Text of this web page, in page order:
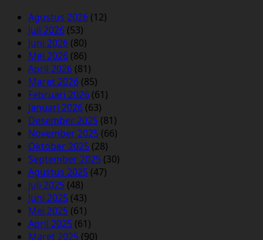
Agustus 2026 (12)
Juli 2026 (53)
Juni 2026 (80)
Mei 2026 (86)
April 2026 (81)
Maret 2026 (85)
Februari 2026 (61)
Januari 2026 (63)
Desember 2025 (81)
November 2025 (66)
Oktober 2025 (28)
September 2025 (30)
Agustus 2025 (47)
Juli 2025 (48)
Juni 2025 (43)
Mei 2025 (61)
April 2025 (61)
Maret 2025 (90)